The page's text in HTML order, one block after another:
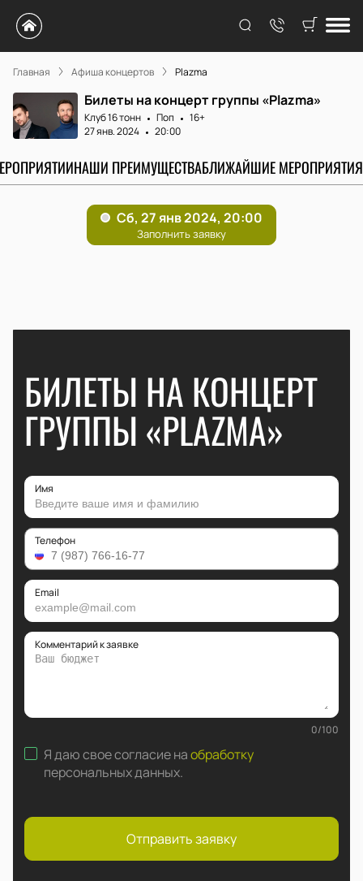
Главная Афиша концертов Plazma
Билеты на концерт группы «Plazma»
Клуб 16 тонн Поп
16+
27 янв. 2024
20:00
НАШИ ПРЕИМУЩЕСТВАБЛИЖАЙШИЕ МЕРОПРИЯТИЯ
БИЛЕТЫ НА КОНЦЕРТ
ГРУППЫ «PLAZMA»
Имя
Телефон
Email
Комментарий к заявке
0/100
Я даю свое согласие наобработку
персональных данных.
Отправить заявку